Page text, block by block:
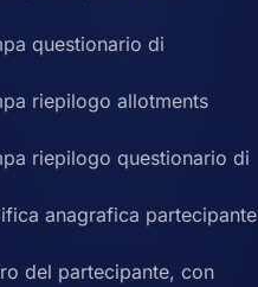
questionario di
riepilogo allotments
riepilogo questionario di
anagrafica partecipante
del partecipante, con